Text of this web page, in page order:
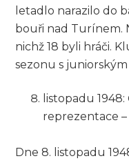
letadlo narazilo do
bouři nad Turínem.
nichž 18 byli hráči.
sezonu s
listopadu
reprezentace
Dne 8. listopadu